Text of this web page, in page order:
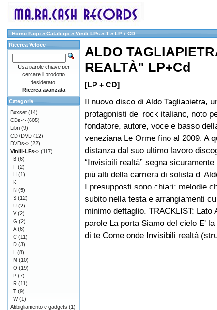
Home Page » Catalogo » Vinili-LPs » T » LP + CD
ALDO
REALTÀ" LP+Cd
[LP + CD]
Il nuovo disco di Aldo Tagliapietra,
protagonisti del rock italiano, noto
fondatore, autore, voce e basso
veneziana Le Orme fino al 2009. A
distanza dal suo ultimo lavoro
“Invisibili realtà” segna sicuramente
più alti della carriera di solista di
I presupposti sono chiari: melodie
subito nella testa e arrangiamenti
minimo dettaglio. TRACKLIST: Lato
parole La porta Siamo del cielo E'
di te Come onde Invisibili realtà
Ricerca Veloce
Usa parole chiave per
cercare il prodotto
desiderato.
Ricerca avanzata
Categorie
Boxset (14)
CDs-> (605)
Libri (9)
CD+DVD (12)
DVDs-> (22)
Vinili-LPs-> (117)
B (6)
F (2)
H (1)
K
N (5)
S (12)
U (2)
V (2)
G (2)
A (6)
C (11)
D (3)
L (8)
M (10)
O (19)
P (7)
R (11)
T (9)
W(1)
Abbigliamento e gadgets (1)